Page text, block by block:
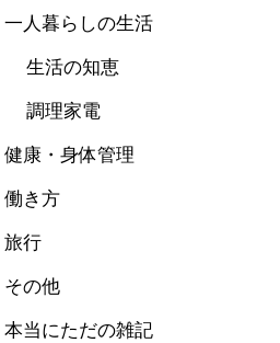
一人暮らしの生活
生活の知恵
調理家電
健康・身体管理
働き方
旅行
その他
本当にただの雑記